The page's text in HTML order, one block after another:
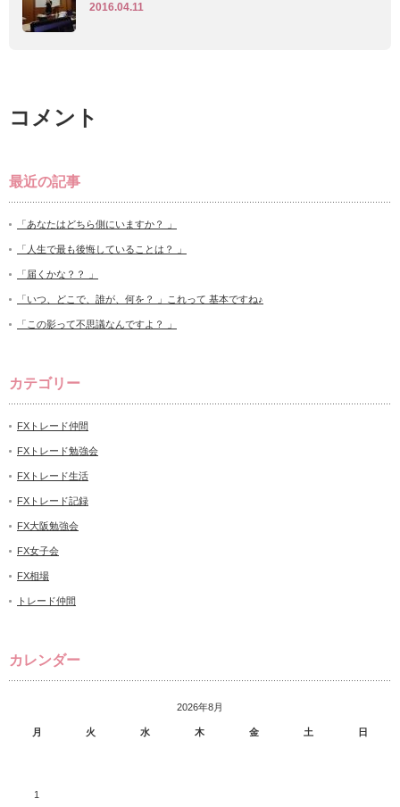
2016.04.11
コメント
最近の記事
「あなたはどちら側にいますか？ 」
「人生で最も後悔していることは？ 」
「届くかな？？ 」
「いつ、どこで、誰が、何を？ 」これって 基本ですね♪
「この影って不思議なんですよ？ 」
カテゴリー
FXトレード仲間
FXトレード勉強会
FXトレード生活
FXトレード記録
FX大阪勉強会
FX女子会
FX相場
トレード仲間
カレンダー
2026年8月
月 火 水 木 金 土 日
1